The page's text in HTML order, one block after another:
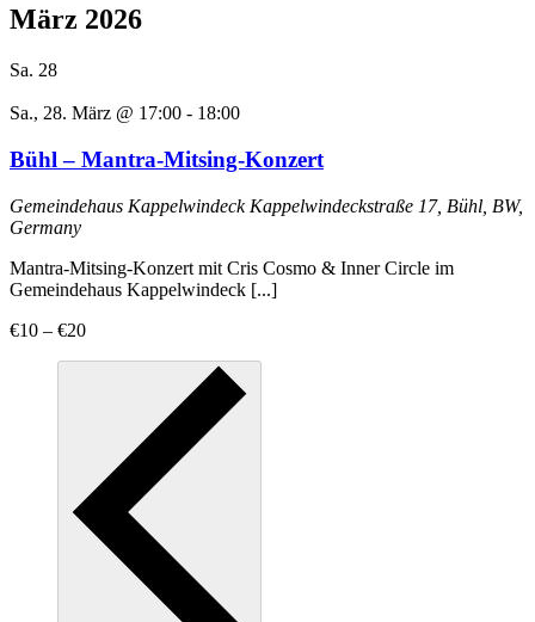
März 2026
Sa. 28
Sa., 28. März @ 17:00 - 18:00
Bühl – Mantra-Mitsing-Konzert
Gemeindehaus Kappelwindeck Kappelwindeckstraße 17, Bühl, BW,
Germany
Mantra-Mitsing-Konzert mit Cris Cosmo & Inner Circle im
Gemeindehaus Kappelwindeck [...]
€10 – €20